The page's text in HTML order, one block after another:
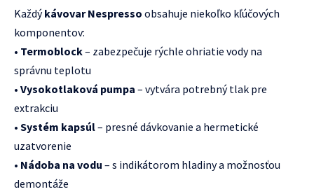
Každýkávovar Nespresso obsahuje niekoľko kľúčových
komponentov:
• Termoblock– zabezpečuje rýchle ohriatie vody na
správnu teplotu
• Vysokotlaková pumpa – vytvára potrebný tlak pre
extrakciu
• Systém kapsúl– presné dávkovanie a hermetické
uzatvorenie
• Nádoba na vodu – s indikátorom hladiny a možnosťou
demontáže